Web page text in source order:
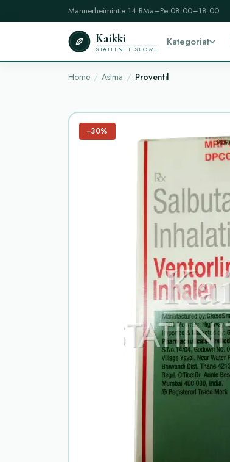
Mannerheimintie 14 BMa–Pe 08:00–18:00
Kaikki
STATIINIT SUOMI
Kategoriat
Home Astma Proventil
−30%